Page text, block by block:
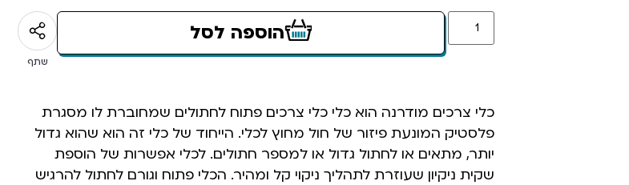
הוספה לסל
שתף
כלי צרכים מודרנה הוא כלי כלי צרכים פתוח לחתולים שמחוברת לו מסגרת
פלסטיק המונעת פיזור של חול מחוץ לכלי. הייחוד של כלי זה הוא שהוא גדול
יותר, מתאים או לחתול גדול או למספר חתולים. לכלי אפשרות של הוספת
שקית ניקיון שעוזרת לתהליך ניקוי קל ומהיר. הכלי פתוח וגורם לחתול להרגיש